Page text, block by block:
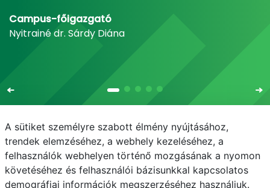
Campus-főigazgató
Nyitrainé dr. Sárdy Diána
E-mail Telefonkönyv NEPTUN
E-learning
A sütiket személyre szabott élmény nyújtásához,
trendek elemzéséhez, a webhely kezeléséhez, a
felhasználók webhelyen történő mozgásának a nyomon
követéséhez és felhasználói bázisunkkal kapcsolatos
demográfiai információk megszerzéséhez használjuk.